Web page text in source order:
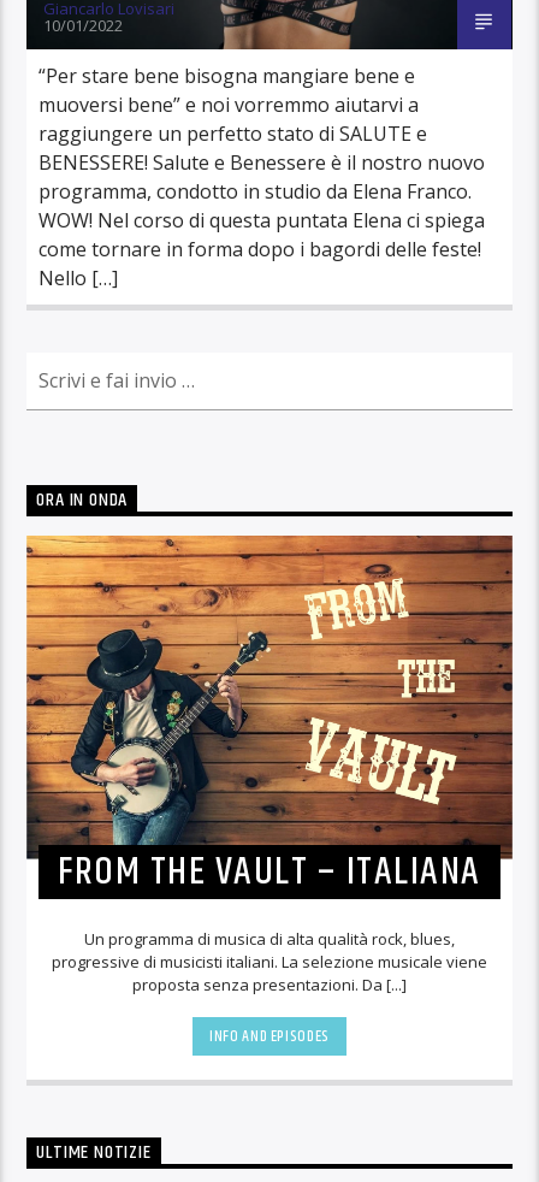
Giancarlo Lovisari
10/01/2022
“Per stare bene bisogna mangiare bene e
muoversi bene” e noi vorremmo aiutarvi a
raggiungere un perfetto stato di SALUTE e
BENESSERE! Salute e Benessere è il nostro nuovo
programma, condotto in studio da Elena Franco.
WOW! Nel corso di questa puntata Elena ci spiega
come tornare in forma dopo i bagordi delle feste!
Nello […]
ORA IN ONDA
FROM THE VAULT – ITALIANA
Un programma di musica di alta qualità rock, blues,
progressive di musicisti italiani. La selezione musicale viene
proposta senza presentazioni. Da [...]
INFO AND EPISODES
ULTIME NOTIZIE